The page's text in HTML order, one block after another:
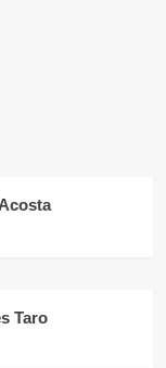
Taro